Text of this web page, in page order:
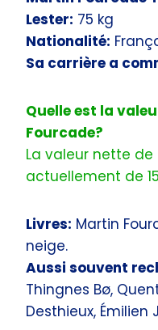
Lester: 75 kg
Nationalité:
Sa carrière a
Quelle est la
Fourcade?
La valeur nette
actuellement de
Livres: Martin
neige.
Aussi souvent
Thingnes Bø,
Desthieux, Émilien